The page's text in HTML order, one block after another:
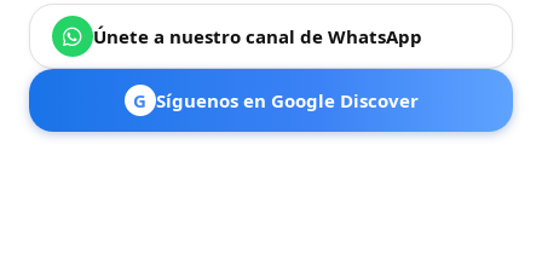
Únete a nuestro canal de WhatsApp
G Síguenos en Google Discover